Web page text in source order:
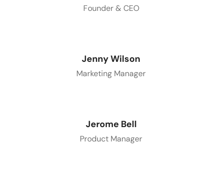
Founder & CEO
Jenny Wilson
Marketing Manager
Jerome Bell
Product Manager